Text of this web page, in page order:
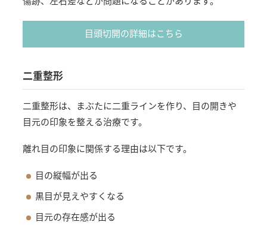
目頭切開の詳細はこちら
二重整形
二重整形は、まぶたに二重ラインを作り、目の開きや
目元の印象を整える治療です。
離れ目の印象に関係する理由は以下です。
目の縦幅が出る
黒目が見えやすくなる
目元の存在感が出る